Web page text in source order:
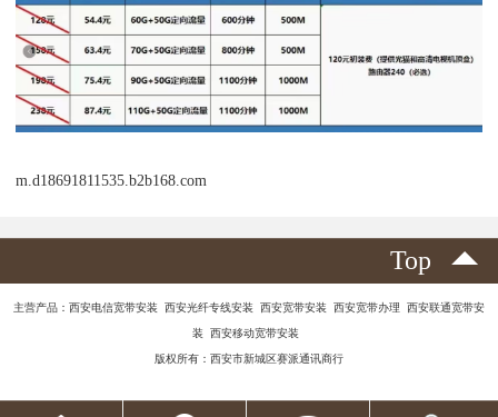
m.d18691811535.b2b168.com
Top
主营产品：西安电信宽带安装 西安光纤专线安装 西安宽带安装 西安宽带办理 西安联通宽带安
装 西安移动宽带安装
版权所有：西安市新城区赛派通讯商行